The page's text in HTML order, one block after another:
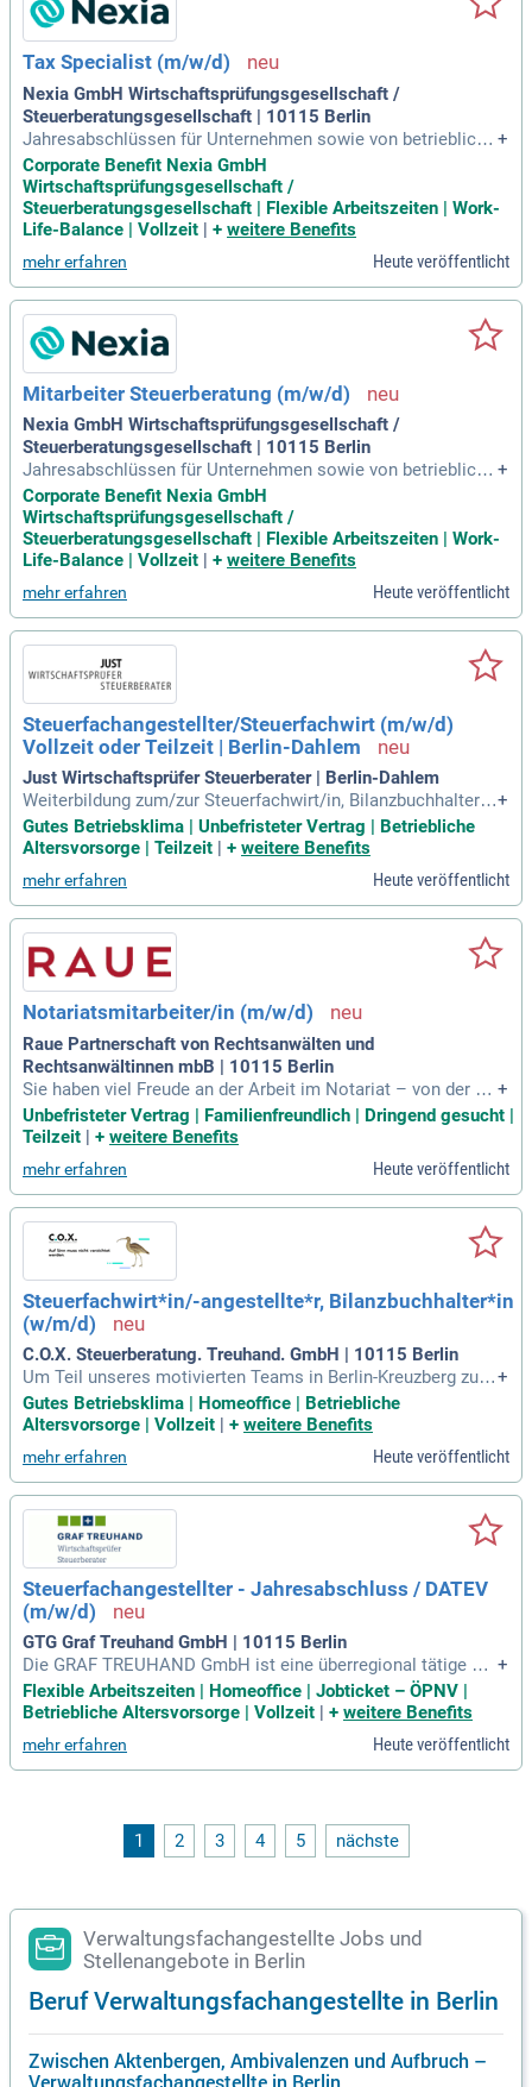
Tax Specialist (m/w/d)
Nexia GmbH Wirtschaftsprüfungsgesellschaft /
Steuerberatungsgesellschaft | 10115 Berlin
Jahresabschlüssen für Unternehmen sowie von betriebliche
n und privaten Steuererklärungen; Eigenverantwortliche Erst
ellung von Finanzbuchhaltungen, Umsatzsteuervoranmeldun
gen; Erstellung von Jahresabschlüssen und Steuererklärung
en; Ansprechpartner der Mandanten und Finanzverwaltung
+
Corporate Benefit Nexia GmbH
Wirtschaftsprüfungsgesellschaft /
Steuerberatungsgesellschaft | Flexible Arbeitszeiten | Work-
Life-Balance | Vollzeit | + weitere Benefits
mehr erfahren Heute veröffentlicht
Mitarbeiter Steuerberatung (m/w/d)
Nexia GmbH Wirtschaftsprüfungsgesellschaft /
Steuerberatungsgesellschaft | 10115 Berlin
Jahresabschlüssen für Unternehmen sowie von betriebliche
n und privaten Steuererklärungen; Eigenverantwortliche Erst
ellung von Finanzbuchhaltungen, Umsatzsteuervoranmeldun
gen; Erstellung von Jahresabschlüssen und Steuererklärung
en; Ansprechpartner der Mandanten und Finanzverwaltung
+
Corporate Benefit Nexia GmbH
Wirtschaftsprüfungsgesellschaft /
Steuerberatungsgesellschaft | Flexible Arbeitszeiten | Work-
Life-Balance | Vollzeit | + weitere Benefits
mehr erfahren Heute veröffentlicht
Steuerfachangestellter/Steuerfachwirt (m/w/d)
Vollzeit oder Teilzeit | Berlin-Dahlem
Just Wirtschaftsprüfer Steuerberater | Berlin-Dahlem
Weiterbildung zum/zur Steuerfachwirt/in, Bilanzbuchhalter/i
n oder Fachassistent/in Digitalisierung und IT-Prozesse; Fac
hwissen: Fundierte Kenntnisse in Steuerrecht und Rechnung
euerberatung mittelständischer
+
Gutes Betriebsklima | Unbefristeter Vertrag | Betriebliche
Altersvorsorge | Teilzeit
+ weitere Benefits
mehr erfahren Heute veröffentlicht
Notariatsmitarbeiter/in (m/w/d)
Raue Partnerschaft von Rechtsanwälten und
Rechtsanwältinnen mbB | 10115 Berlin
Sie haben viel Freude an der Arbeit im Notariat – von der ko
mplexen Transaktion bis zur Unterschriftsbeglaubigung; Sie
haben eine Ausbildung zum/zur Notarfachangestellten (m/
d) abgeschlossen; Berufserfahrung
+
Unbefristeter Vertrag | Familienfreundlich | Dringend gesucht |
Teilzeit | + weitere Benefits
mehr erfahren Heute veröffentlicht
Steuerfachwirt*in/-angestellte*r, Bilanzbuchhalter*in
(w/m/d)
C.O.X. Steuerberatung. Treuhand. GmbH | 10115 Berlin
Um Teil unseres motivierten Teams in Berlin-Kreuzberg zu w
erden, benötigen Sie eine abgeschlossene Ausbildung zum
Steuerfachangestellten oder Bilanzbuchhalter. Gute MS-Offi
ce- und Datev-Kenntnisse sind ebenfalls wichtig, jedoch kei
ne Voraussetzung für Ihre Anstellung. Wir übernehmen Ihre
umfassende Einarbeitung in steuerspezifische Themen, selb
st wenn dies etwas Zeit in Anspruch nimmt. Ihre Begeisteru
ng für die Anwendung des Erlernten ist uns wichtig. Fremds
prachenkenntnisse, besonders in Englisch, sind von Vorteil,
aber keine Voraussetzung. Freuen Sie sich auf eine vielseiti
ge, anspruchsvolle Tätigkeit in einem kollegialen Umfeld mi
t beeindruckendem Stadtblick.
+
Gutes Betriebsklima | Homeoffice | Betriebliche
Altersvorsorge | Vollzeit | + weitere Benefits
mehr erfahren Heute veröffentlicht
Steuerfachangestellter - Jahresabschluss / DATEV
(m/w/d)
GTG Graf Treuhand GmbH | 10115 Berlin
Die GRAF TREUHAND GmbH ist eine überregional tätige Wir
tschaftsprüfungs- und Steuerberatungsgesellschaft mit Spe
zialisierung auf Restrukturierung, Sanierung, Insolvenzverwa
+
Flexible Arbeitszeiten | Homeoffice | Jobticket – ÖPNV |
Betriebliche Altersvorsorge | Vollzeit
+ weitere Benefits
mehr erfahren Heute veröffentlicht
1 2 3 4 5 nächste
Verwaltungsfachangestellte Jobs und
Stellenangebote in Berlin
Beruf Verwaltungsfachangestellte in Berlin
Zwischen Aktenbergen, Ambivalenzen und Aufbruch –